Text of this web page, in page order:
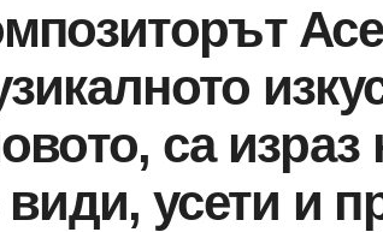
са
види, усети и